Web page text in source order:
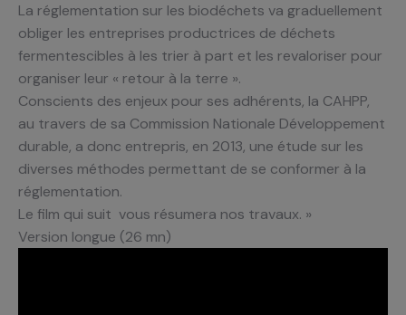
La réglementation sur les biodéchets va graduellement
obliger les entreprises productrices de déchets
fermentescibles à les trier à part et les revaloriser pour
organiser leur « retour à la terre ».
Conscients des enjeux pour ses adhérents, la CAHPP,
au travers de sa Commission Nationale Développement
durable, a donc entrepris, en 2013, une étude sur les
diverses méthodes permettant de se conformer à la
réglementation.
Le film qui suit vous résumera nos travaux. »
Version longue (26 mn)